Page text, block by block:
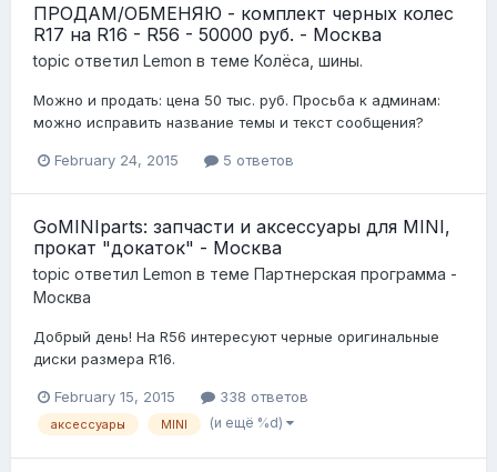
ПРОДАМ/ОБМЕНЯЮ - комплект черных колес
R17 на R16 - R56 - 50000 руб. - Москва
topic ответил Lemon в теме Колёса, шины.
Можно и продать: цена 50 тыс. руб. Просьба к админам:
можно исправить название темы и текст сообщения?
February 24, 2015 5 ответов
GoMINIparts: запчасти и аксессуары для MINI,
прокат "докаток" - Москва
topic ответил Lemon в теме Партнерская программа -
Москва
Добрый день! На R56 интересуют черные оригинальные
диски размера R16.
February 15, 2015 338 ответов
аксессуары MINI (и ещё %d)